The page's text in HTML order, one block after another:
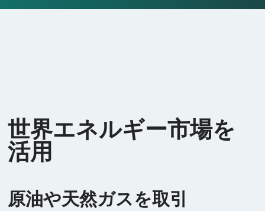
世界エネルギー市場を
活用
原油や天然ガスを取引